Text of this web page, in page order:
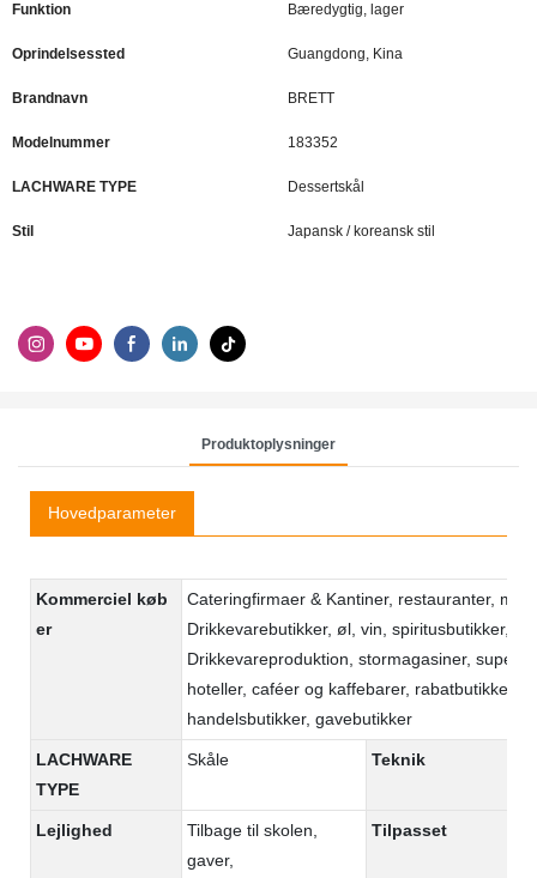
Funktion Bæredygtig, lager
Oprindelsessted Guangdong, Kina
Brandnavn BRETT
Modelnummer 183352
LACHWARE TYPE Dessertskål
Stil Japansk / koreansk stil
Produktoplysninger
Hovedparameter
Kommerciel køb
er
Cateringfirmaer & Kantiner, restauranter, mad
Drikkevarebutikker, øl, vin, spiritusbutikker,
Drikkevareproduktion, stormagasiner,
hoteller, caféer og kaffebarer, rabatbutikker, e-
handelsbutikker, gavebutikker
LACHWARE
TYPE
Skåle Teknik
Lejlighed
Tilbage til skolen,
gaver,
Tilpasset